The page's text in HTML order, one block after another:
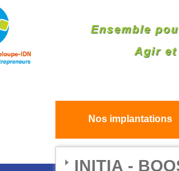
Nos implantations
INITIA -